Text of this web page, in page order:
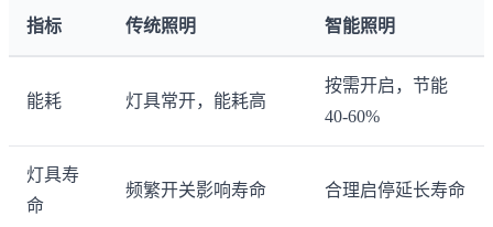
指标 传统照明 智能照明
能耗 灯具常开，能耗高
按需开启，节能
40-60%
灯具寿
命
频繁开关影响寿命 合理启停延长寿命